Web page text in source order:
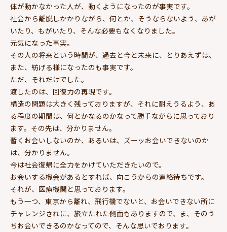
体が動かなかった人が、動くようになったのが事実です。
社会から離脱しかかりながら、何とか、そうならないよう、あが
いたり、もがいたり、そんな必要もなくなりました。
元気になった事実。
その人の将来という時間が、過去と今と未来に、とりあえずは、
また、紡げる様になったのも事実です。
ただ、それだけでした。
渡したのは、回復力の再現です。
構造の問題は大きく残っておりますが、それに耐えうるよう、あ
る程度の期間は、何とかなるのかなって勝手ながらに思っており
ます。その先は、分かりません。
暫くお会いしないのか、あるいは、ズーッお会いできないのか
は、分かりません。
今は社会復帰に全力をかけていただきたいので。
お会いする機会があるとすれば、向こうからの連絡待ちです。
それが、医療機関と思っております。
もう一つ、東京から離れ、飛行機でないと、お会いできない所に
チャレンジされに、旅立たれた側面もありますので、ま、そのう
ちお会いできるのかなってので、そんな思いでおります。